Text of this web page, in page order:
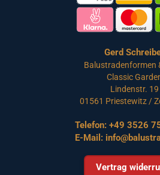
Gerd
Balustradenformen
Classic
Lindenstr. 19
01561 Priestewitz /
Telefon: +49 3526
E-Mail:
Vertrag